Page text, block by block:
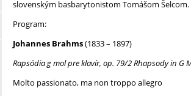
slovenským basbarytonistom Tomášom Šelcom.
Program:
Johannes Brahms(1833 – 1897)
Rapsódia g mol pre klavír, op. 79/2 Rhapsody in G
Molto passionato, ma non troppo allegro